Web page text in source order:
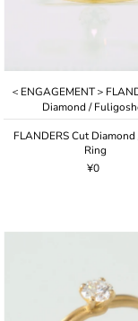
＜ENGAGEMENT＞
Diamond /
FLANDERS Cut
Ring
¥0